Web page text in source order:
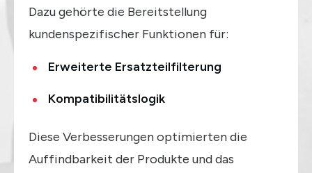
Dazu gehörte die Bereitstellung
kundenspezifischer Funktionen für:
Erweiterte Ersatzteilfilterung
Kompatibilitätslogik
Diese Verbesserungen optimierten die
Auffindbarkeit der Produkte und das